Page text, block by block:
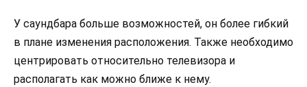
У саундбара больше возможностей, он более гибкий
в плане изменения расположения. Также необходимо
центрировать относительно телевизора и
располагать как можно ближе к нему.